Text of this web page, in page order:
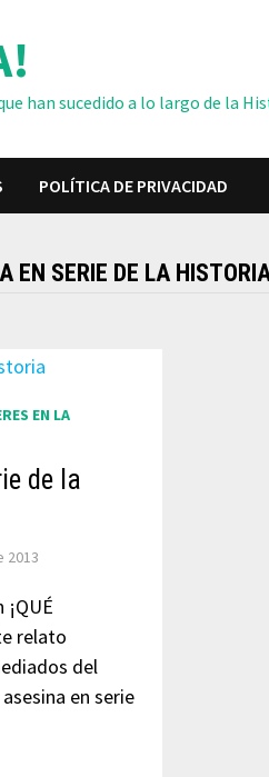
han sucedido a lo largo de la
POLÍTICA DE PRIVACIDAD
EN SERIE DE LA
EN LA
de la
2013
relato
del
en serie